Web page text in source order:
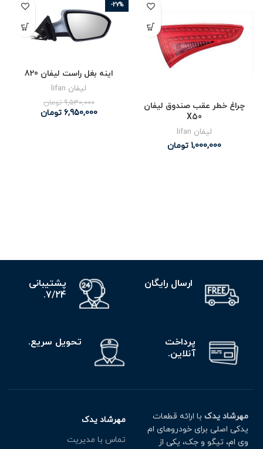
چراغ خطر عقب صندوق لیفان
X50
لیفان lifan
1,000,000 تومان
-27%
اینه بغل راست لیفان 820
لیفان lifan
9,530,000 تومان
6,950,000 تومان
ارسال رایگان
پشتیبانی
7/24.
پرداخت
آنلاین.
تحویل سریع.
مهرشاد یدک با ارائه قطعات
یدکی اصلی برای خودروهای ام
وی ام، تیگو و جک، یکی از
مهرشاد یدک
تماس با مدیریت